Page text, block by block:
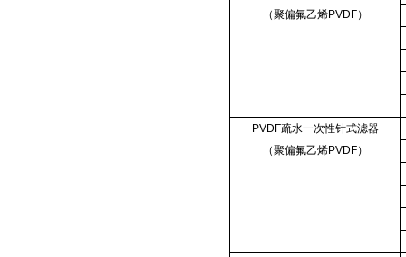
（聚偏氟乙烯PVDF）
PVDF疏水一次性针式滤器
（聚偏氟乙烯PVDF）